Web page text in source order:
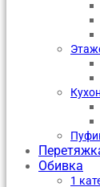
Обивка
1